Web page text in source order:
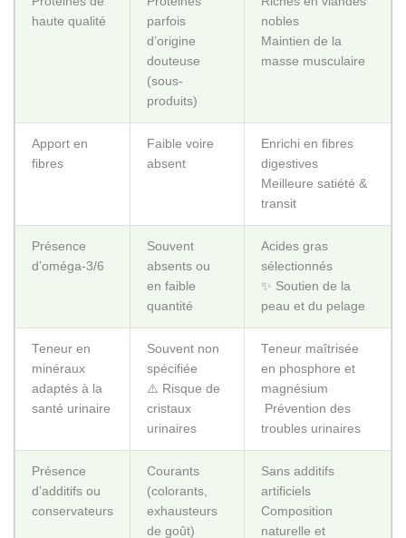
Apport en
fibres
Faible voire
absent
Enrichi en fibres
digestives
Meilleure satiété &
transit
Souvent
en faible
quantité
✨ Soutien de la
peau et du pelage
adaptés à la
santé urinaire
⚠️ Risque de
cristaux
urinaires
magnésium
️ Prévention des
troubles urinaires
d’additifs ou
conservateurs
(colorants,
exhausteurs
de goût)
artificiels
Composition
naturelle et
transparente
énergétique
souvent non
adaptée
⚠️ Trop
métabolisme ralenti
Prévention du
surpoids